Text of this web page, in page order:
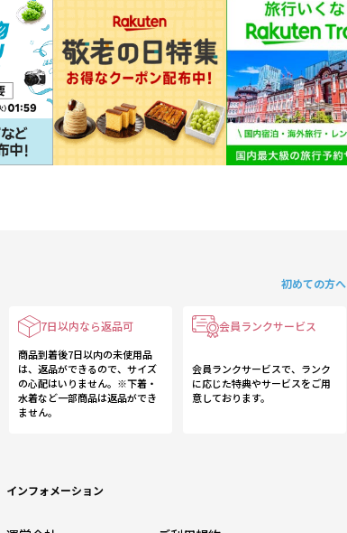
初めての方へ
7日以内なら返品可
商品到着後7日以内の未使用品
は、返品ができるので、サイズ
の心配はいりません。※下着・
水着など一部商品は返品ができ
ません。
会員ランクサービス
会員ランクサービスで、ランク
に応じた特典やサービスをご用
意しております。
インフォメーション